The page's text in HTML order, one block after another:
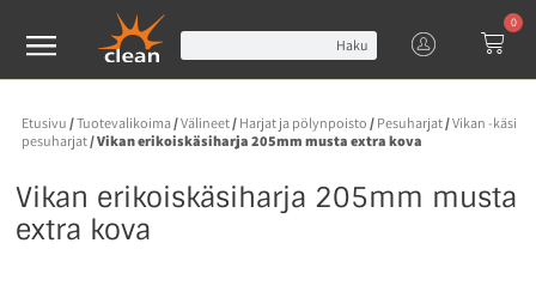
Haku
0
Etusivu /Tuotevalikoima/Välineet/ Harjat ja pölynpoisto / Pesuharjat/Vikan -käsi
pesuharjat/ Vikan erikoiskäsiharja 205mm musta extra kova
Vikan erikoiskäsiharja 205mm musta
extra kova